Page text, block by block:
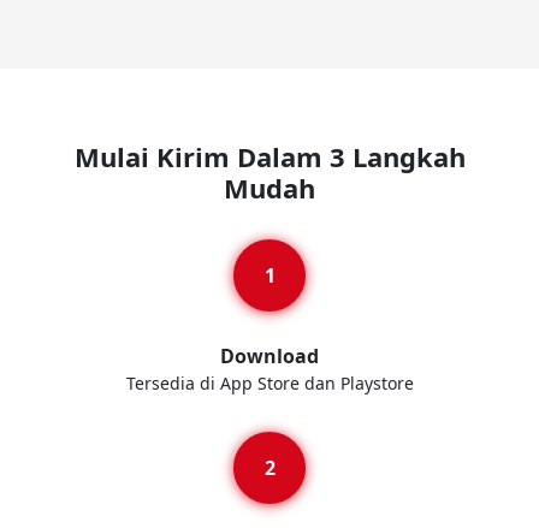
Mulai Kirim Dalam 3 Langkah
Mudah
Download
Tersedia di App Store dan Playstore